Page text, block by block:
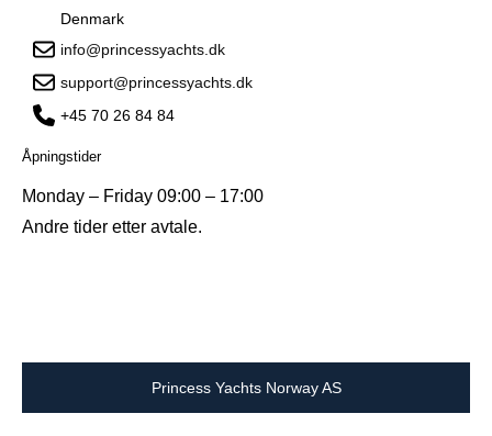
Denmark
info@princessyachts.dk
support@princessyachts.dk
+45 70 26 84 84
Åpningstider
Monday – Friday 09:00 – 17:00
Andre tider etter avtale.
Princess Yachts Norway AS